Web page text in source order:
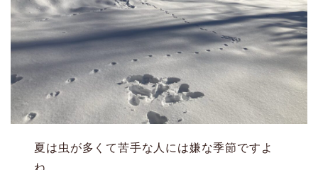
夏は虫が多くて苦手な人には嫌な季節ですよ
ね